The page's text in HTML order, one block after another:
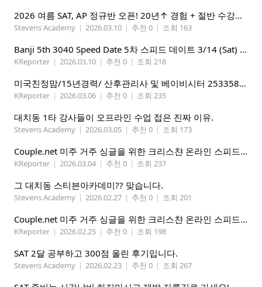
2026 여름 SAT, AP 정규반 오픈! 20년↑ 경험 + 절반 수강료 (얼리버드 5%할인)
Stevens Academy | 2026.03.10 | 추천 0 | 조회 163
Banji 5th 3040 Speed Date 5차 스피드 데이트 3/14 (Sat) 5-8PM
KReporter | 2026.03.10 | 추천 0 | 조회 218
미국친정맘/15년경력/ 산후관리사 및 베이비시터 2533580937 mom1004usa.com / 미주전지역파견업무
KReporter | 2026.03.06 | 추천 0 | 조회 235
대치동 1타 강사들이 오프라인 수업 접은 진짜 이유.
Stevens Academy | 2026.03.05 | 추천 0 | 조회 173
Couple.net 미주 거주 싱글을 위한 크리스챤 온라인 스피드데이트
KReporter | 2026.03.04 | 추천 0 | 조회 237
그 대치동 스티븐아카데미?? 맞습니다.
Stevens Academy | 2026.02.27 | 추천 0 | 조회 201
Couple.net 미주 거주 싱글을 위한 크리스챤 온라인 스피드데이트
KReporter | 2026.02.25 | 추천 0 | 조회 198
SAT 2달 공부하고 300점 올린 후기입니다.
Stevens Academy | 2026.02.23 | 추천 0 | 조회 267